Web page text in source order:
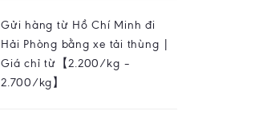
Gửi hàng từ Hồ Chí Minh đi
Hải Phòng bằng xe tải thùng |
Giá chỉ từ【2.200/kg –
2.700/kg】